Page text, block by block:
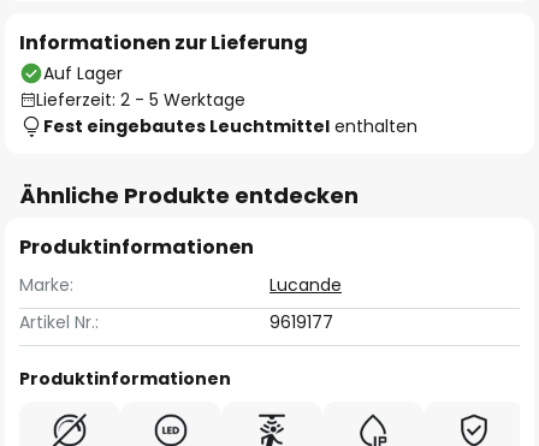
Informationen zur Lieferung
Auf Lager
Lieferzeit: 2 - 5 Werktage
Fest eingebautes Leuchtmittel enthalten
Ähnliche Produkte entdecken
Produktinformationen
Marke:
Lucande
Artikel Nr.:
9619177
Produktinformationen